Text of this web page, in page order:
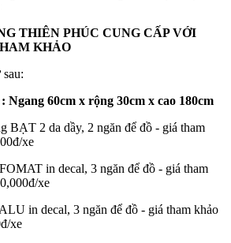
THIÊN PHÚC CUNG CẤP VỚI
KHẢO
60cm x rộng 30cm x cao 180cm
BẠT 2 da dầy, 2 ngăn để đồ - giá tham
xe
in decal, 3 ngăn để đồ - giá tham
xe
in decal, 3 ngăn để đồ - giá tham khảo
xe